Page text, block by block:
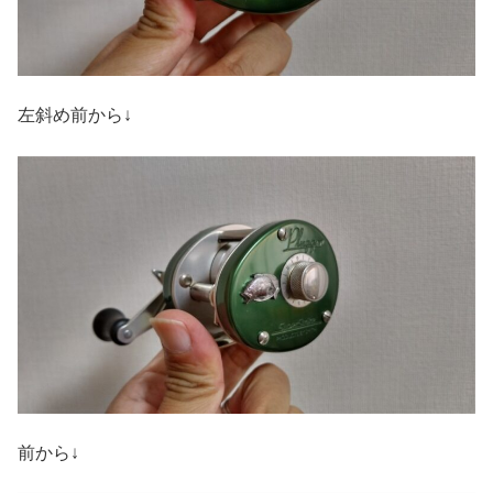
左斜め前から↓
前から↓